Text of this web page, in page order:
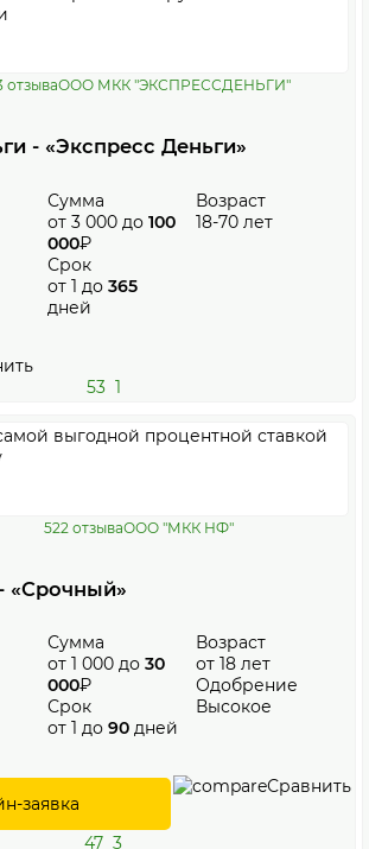
отзываООО МКК "ЭКСПРЕССДЕНЬГИ"
- «Экспресс Деньги»
Сумма
от 3 000 до 100
000₽
Срок
от 1 до 365
дней
Возраст
18-70 лет
53 1
522 отзываООО "МКК НФ"
«Срочный»
Сумма
от 1 000 до 30
000₽
Срок
от 1 до 90 дней
Возраст
от 18 лет
Одобрение
Высокое
заявка
Сравнить
47 3